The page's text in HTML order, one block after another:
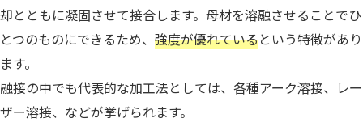
却とともに凝固させて接合します。母材を溶融させることでひ
とつのものにできるため、 強度が優れているという特徴があり
ます。
融接の中でも代表的な加工法としては、各種アーク溶接、レー
ザー溶接、などが挙げられます。